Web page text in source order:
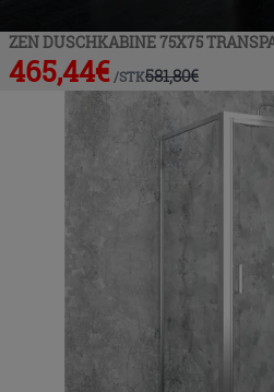
ZEN DUSCHKABINE 75X75
465,44€ /STK581,80€